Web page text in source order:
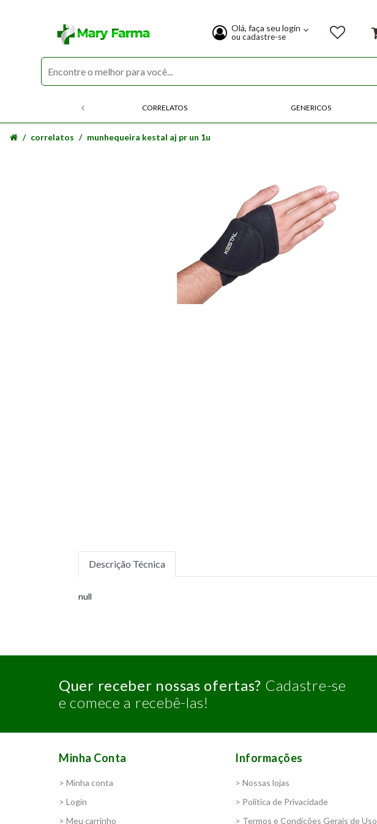
Olá, faça seu login
ou cadastre-se
CORRELATOS GENERICOS
correlatos munhequeira kestal aj pr un 1u
Descrição Técnica
null
Quer receber nossas ofertas? Cadastre-se
e comece a recebê-las!
Minha Conta
> Minha conta
> Login
> Meu carrinho
Informações
> Nossas lojas
> Política de Privacidade
> Termos e Condições Gerais de Uso